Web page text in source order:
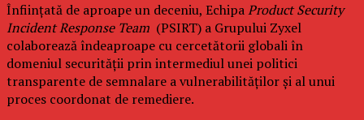
Înființată de aproape un deceniu, EchipaProduct Security
Incident Response Team (PSIRT) a Grupului Zyxel
colaborează îndeaproape cu cercetătorii globali în
domeniul securității prin intermediul unei politici
transparente de semnalare a vulnerabilităților și al unui
proces coordonat de remediere.